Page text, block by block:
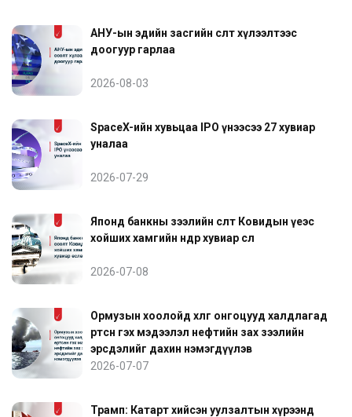
АНУ-ын эдийн засгийн өсөлт хүлээлтээс
доогуур гарлаа
2026-08-03
SpaceX-ийн хувьцаа IPO үнээсээ 27 хувиар
уналаа
2026-07-29
Японд банкны зээлийн өсөлт Ковидын үеэс
хойших хамгийн өндөр хувиар өслөө
2026-07-08
Ормузын хоолойд хөлөг онгоцууд халдлагад
өртсөн гэх мэдээлэл нефтийн зах зээлийн
эрсдэлийг дахин нэмэгдүүлэв
2026-07-07
Трамп: Катарт хийсэн уулзалтын хүрээнд